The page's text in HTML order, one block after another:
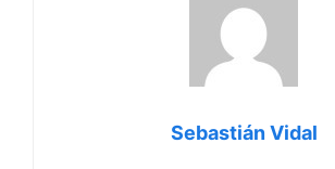
Sebastián Vidal